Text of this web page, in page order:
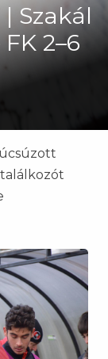
Szakál
2–6